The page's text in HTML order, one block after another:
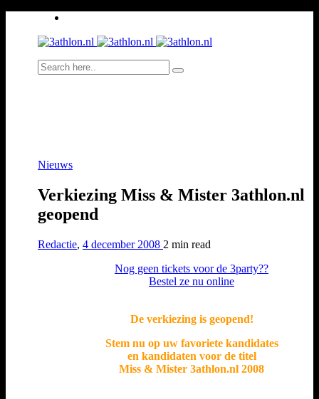
Nieuws
Verkiezing Miss & Mister 3athlon.nl
geopend
Redactie, 4 december 2008 2 min read
Nog geen tickets voor de 3party??
Bestel ze nu online
De verkiezing is geopend!
Stem nu op uw favoriete kandidates
en kandidaten voor de titel
Miss & Mister 3athlon.nl 2008